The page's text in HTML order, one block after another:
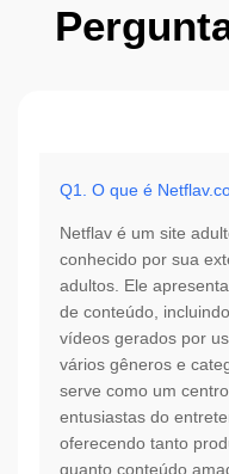
Q1. O que é
Netflav é um site
conhecido por sua
adultos. Ele
de conteúdo,
vídeos gerados por
vários gêneros e
serve como um
entusiastas do
oferecendo tanto
quanto conteúdo